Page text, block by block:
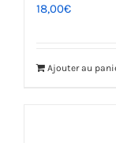
18,00€
Ajouter au